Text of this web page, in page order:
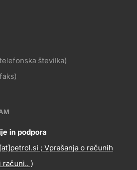
številka)
in podpora
; Vprašanja o računih
računi.. )